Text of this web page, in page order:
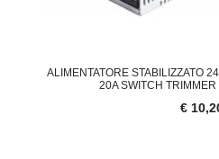
ALIMENTATORE STABILIZZATO
20A SWITCH
€